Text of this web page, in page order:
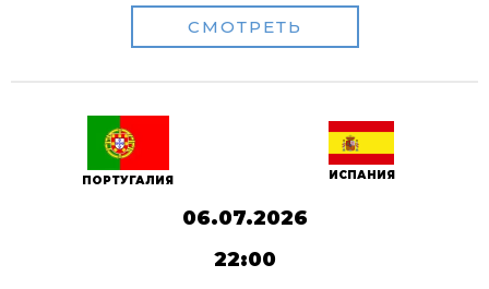
СМОТРЕТЬ
ПОРТУГАЛИЯ ИСПАНИЯ
06.07.2026
22:00